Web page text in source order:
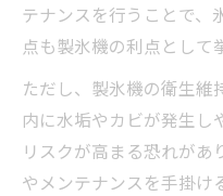
テナンスを行うことで、
点も製氷機の利点として
ただし、製氷機の衛生維
内に水垢やカビが発生し
リスクが高まる恐れがあ
やメンテナンスを手掛け